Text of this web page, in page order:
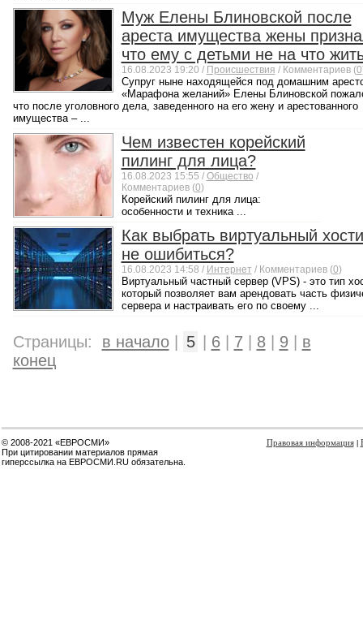
Муж Елены Блиновской после
ареста имущества жены
что ему с детьми не на что
16.08.2023 19:20 / Происшествия / Комментариев (0
Супруг ныне находящейся под домашним
«Марафона желаний» Елены Блиновской
что после уголовного дела, заведенного на его жену и арестованного
имущества – ...
Чем известен корейский
пилинг для лица?
16.08.2023 15:55 / Общество /
Комментариев (0)
Корейский пилинг для лица:
особенности и техника ...
Как выбрать виртуальный
не ошибиться?
16.08.2023 14:58 / Интернет / Комментариев (0)
Виртуальный частный сервер (VPS) - это тип
который позволяет вам арендовать часть
сервера и настраивать его по своему ...
Страницы: в начало| 5 6| 7 8| 9
в
конец
© 2008-2021 «ЕВРОСМИ»
При цитировании материалов прямая
гиперссылка на ЕВРОСМИ.RU обязательна.
Правовая информация|